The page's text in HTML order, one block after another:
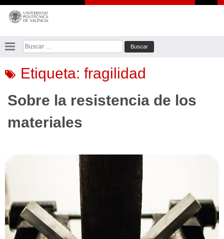
Saltar
contenido
Buscar:
Etiqueta: fragilidad
Sobre la resistencia de los
materiales